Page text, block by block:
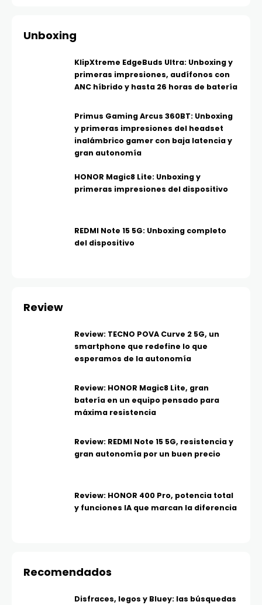
Unboxing
KlipXtreme EdgeBuds Ultra: Unboxing y
primeras impresiones, audífonos con
ANC híbrido y hasta 26 horas de batería
Primus Gaming Arcus 360BT: Unboxing
y primeras impresiones del headset
inalámbrico gamer con baja latencia y
gran autonomía
HONOR Magic8 Lite: Unboxing y
primeras impresiones del dispositivo
REDMI Note 15 5G: Unboxing completo
del dispositivo
Review
Review: TECNO POVA Curve 2 5G, un
smartphone que redefine lo que
esperamos de la autonomía
Review: HONOR Magic8 Lite, gran
batería en un equipo pensado para
máxima resistencia
Review: REDMI Note 15 5G, resistencia y
gran autonomía por un buen precio
Review: HONOR 400 Pro, potencia total
y funciones IA que marcan la diferencia
Recomendados
Disfraces, legos y Bluey: las búsquedas